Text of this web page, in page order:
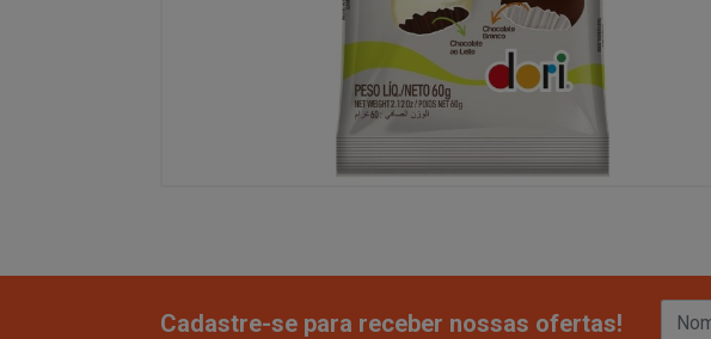
Cadastre-se para receber nossas ofertas!